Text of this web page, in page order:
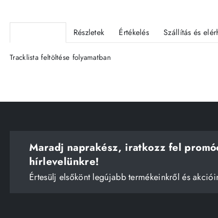
Részletek Értékelés Szállítás és
Tracklista feltöltése folyamatban
Maradj naprakész, iratkozz fel
hírlevelünkre!
Értesülj elsőkönt legújabb termékeinkről és